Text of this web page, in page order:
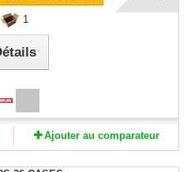
1
Ajouter au comparateur